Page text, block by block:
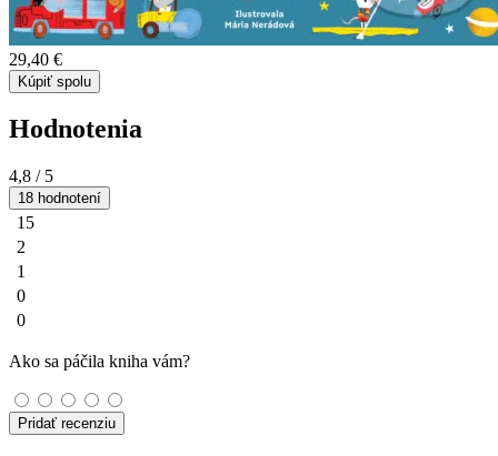
29,40 €
Kúpiť spolu
Hodnotenia
4,8 / 5
18 hodnotení
15
2
1
0
0
Ako sa páčila kniha vám?
Pridať recenziu